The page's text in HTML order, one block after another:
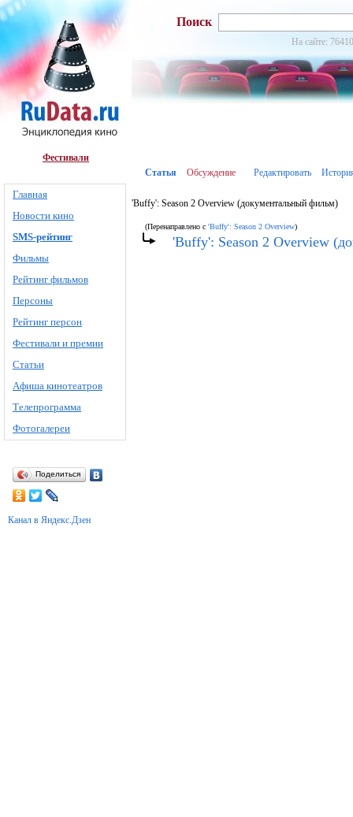
Фестивали
Главная
Новости кино
SMS-рейтинг
Фильмы
Рейтинг фильмов
Персоны
Рейтинг персон
Фестивали и премии
Статьи
Афиша кинотеатров
Телепрограмма
Фотогалереи
Поделиться
Канал в Яндекс.Дзен
Поиск
На сайте:
Статья Обсуждение Редактировать
'Buffy': Season 2 Overview (документальный фильм)
(Перенаправлено с 'Buffy': Season 2 Overview)
'Buffy': Season 2 Overview